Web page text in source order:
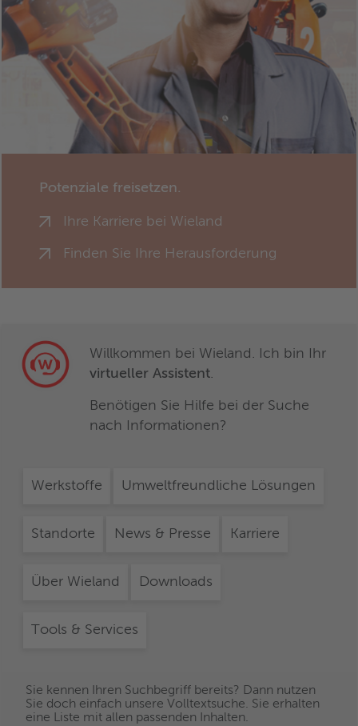
Potenziale freisetzen.
Ihre Karriere bei Wieland
Finden Sie Ihre Herausforderung
Willkommen bei Wieland. Ich bin Ihr
virtueller Assistent.
Benötigen Sie Hilfe bei der Suche
nach Informationen?
Werkstoffe Umweltfreundliche Lösungen
Standorte News & Presse Karriere
Über Wieland Downloads
Tools & Services
Sie kennen Ihren Suchbegriff bereits? Dann nutzen
Sie doch einfach unsere Volltextsuche. Sie erhalten
eine Liste mit allen passenden Inhalten.